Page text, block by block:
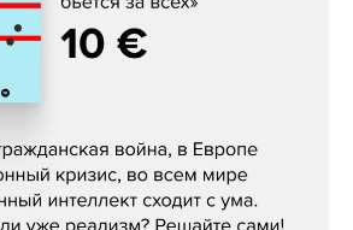
Зарубин, «Наше сердце